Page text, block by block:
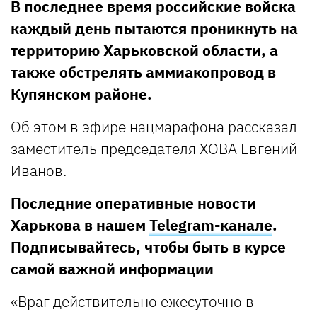
В последнее время российские войска
каждый день пытаются проникнуть на
территорию Харьковской области, а
также обстрелять аммиакопровод в
Купянском районе.
Об этом в эфире нацмарафона рассказал
заместитель председателя ХОВА Евгений
Иванов.
Последние оперативные новости
Харькова в нашем Telegram-канале.
Подписывайтесь, чтобы быть в курсе
самой важной информации
«Враг действительно ежесуточно в